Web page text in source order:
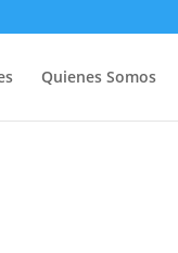
Quienes Somos